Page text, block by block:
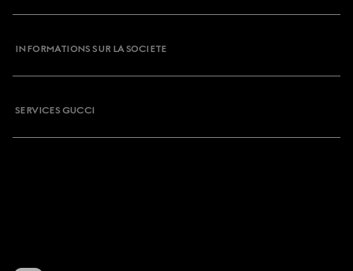
INFORMATIONS SUR LA SOCIETE
SERVICES GUCCI